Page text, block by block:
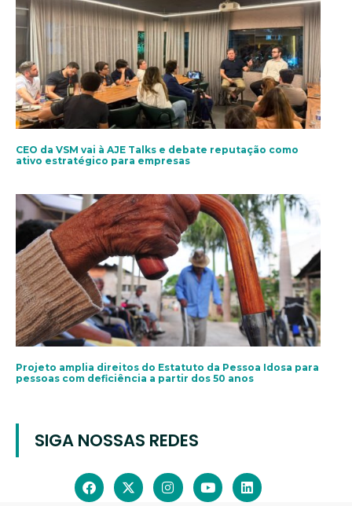
CEO da VSM vai à AJE Talks e debate reputação como
ativo estratégico para empresas
Projeto amplia direitos do Estatuto da Pessoa Idosa para
pessoas com deficiência a partir dos 50 anos
SIGA NOSSAS REDES